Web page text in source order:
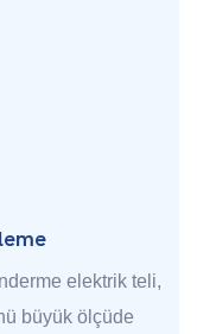
elektrik teli,
büyük ölçüde